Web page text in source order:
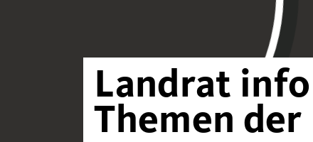
Landrat
Themen